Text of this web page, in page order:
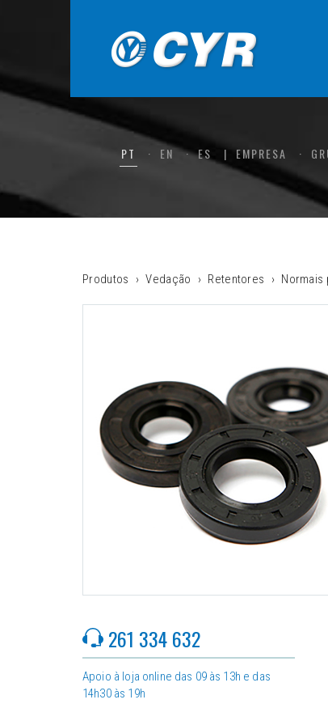
PT EN ES EMPRESA
Produtos Vedação Retentores Normais
261 334 632
Apoio à loja online das 09 às 13h e das
14h30 às 19h